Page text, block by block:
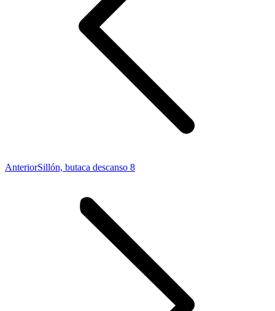
AnteriorProyecto
Sillón, butaca descanso 8